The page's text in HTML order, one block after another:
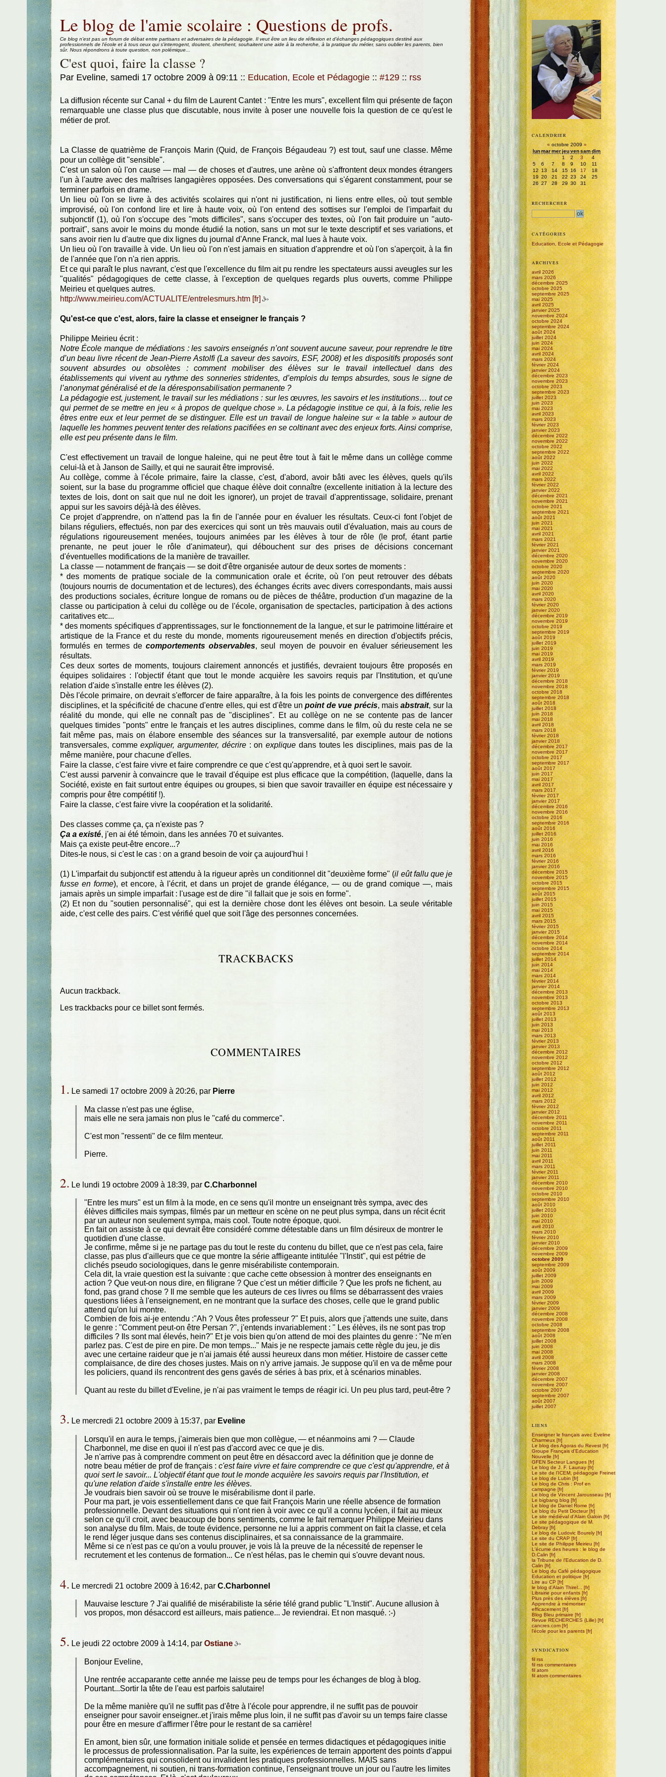
Aller au contenu
Le blog de l'amie scolaire : Questions de profs.
Ce blog n'est pas un forum de débat entre partisans et adversaires de la pédagogie. Il veut être un lieu de réflexion et d'échanges pédagogiques destiné aux
professionnels de l'école et à tous ceux qui s'interrogent, doutent, cherchent, souhaitent une aide à la recherche, à la pratique du métier, sans oublier les parents, bien
sûr. Nous répondrons à toute question, non polémique...
C'est quoi, faire la classe ?
Par Eveline, samedi 17 octobre 2009 à 09:11 :: Education, Ecole et Pédagogie :: #129 :: rss
La diffusion récente sur Canal + du film de Laurent Cantet : "Entre les murs", excellent film qui présente de façon
remarquable une classe plus que discutable, nous invite à poser une nouvelle fois la question de ce qu'est le
métier de prof.
La Classe de quatrième de François Marin (Quid, de François Bégaudeau ?) est tout, sauf une classe. Même
pour un collège dit "sensible".
C'est un salon où l'on cause — mal — de choses et d'autres, une arène où s'affrontent deux mondes étrangers
l'un à l'autre avec des maîtrises langagières opposées. Des conversations qui s'égarent constamment, pour se
terminer parfois en drame.
Un lieu où l'on se livre à des activités scolaires qui n'ont ni justification, ni liens entre elles, où tout semble
improvisé, où l'on confond lire et lire à haute voix, où l'on entend des sottises sur l'emploi de l'imparfait du
subjonctif (1), où l'on s'occupe des "mots difficiles", sans s'occuper des textes, où l'on fait produire un "auto-
portrait", sans avoir le moins du monde étudié la notion, sans un mot sur le texte descriptif et ses variations, et
sans avoir rien lu d'autre que dix lignes du journal d'Anne Franck, mal lues à haute voix.
Un lieu où l'on travaille à vide. Un lieu où l'on n'est jamais en situation d'apprendre et où l'on s'aperçoit, à la fin
de l'année que l'on n'a rien appris.
Et ce qui paraît le plus navrant, c'est que l'excellence du film ait pu rendre les spectateurs aussi aveugles sur les
"qualités" pédagogiques de cette classe, à l'exception de quelques regards plus ouverts, comme Philippe
Meirieu et quelques autres.
http://www.meirieu.com/ACTUALITE/entrelesmurs.htm
Qu'est-ce que c'est, alors, faire la classe et enseigner le français ?
Philippe Meirieu écrit :
Notre École manque de médiations : les savoirs enseignés n’ont souvent aucune saveur, pour reprendre le titre
d’un beau livre récent de Jean-Pierre Astolfi (La saveur des savoirs, ESF, 2008) et les dispositifs proposés sont
souvent absurdes ou obsolètes : comment mobiliser des élèves sur le travail intellectuel dans des
établissements qui vivent au rythme des sonneries stridentes, d’emplois du temps absurdes, sous le signe de
l’anonymat généralisé et de la déresponsabilisation permanente ?
La pédagogie est, justement, le travail sur les médiations : sur les œuvres, les savoirs et les institutions… tout ce
qui permet de se mettre en jeu « à propos de quelque chose ». La pédagogie institue ce qui, à la fois, relie les
êtres entre eux et leur permet de se distinguer. Elle est un travail de longue haleine sur « la table » autour de
laquelle les hommes peuvent tenter des relations pacifiées en se coltinant avec des enjeux forts. Ainsi comprise,
elle est peu présente dans le film.
C'est effectivement un travail de longue haleine, qui ne peut être tout à fait le même dans un collège comme
celui-là et à Janson de Sailly, et qui ne saurait être improvisé.
Au collège, comme à l'école primaire, faire la classe, c'est, d'abord, avoir bâti avec les élèves, quels qu'ils
soient, sur la base du programme officiel que chaque élève doit connaître (excellente initiation à la lecture des
textes de lois, dont on sait que nul ne doit les ignorer), un projet de travail d'apprentissage, solidaire, prenant
appui sur les savoirs déjà-là des élèves.
Ce projet d'apprendre, on n'attend pas la fin de l'année pour en évaluer les résultats. Ceux-ci font l'objet de
bilans réguliers, effectués, non par des exercices qui sont un très mauvais outil d'évaluation, mais au cours de
régulations rigoureusement menées, toujours animées par les élèves à tour de rôle (le prof, étant partie
prenante, ne peut jouer le rôle d'animateur), qui débouchent sur des prises de décisions concernant
d'éventuelles modifications de la manière de travailler.
La classe — notamment de français — se doit d'être organisée autour de deux sortes de moments :
* des moments de pratique sociale de la communication orale et écrite, où l'on peut retrouver des débats
(toujours nourris de documentation et de lectures), des échanges écrits avec divers correspondants, mais aussi
des productions sociales, écriture longue de romans ou de pièces de théâtre, production d'un magazine de la
classe ou participation à celui du collège ou de l'école, organisation de spectacles, participation à des actions
caritatives etc...
* des moments spécifiques d'apprentissages, sur le fonctionnement de la langue, et sur le patrimoine littéraire et
artistique de la France et du reste du monde, moments rigoureusement menés en direction d'objectifs précis,
formulés en termes decomportements observables, seul moyen de pouvoir en évaluer sérieusement les
résultats.
Ces deux sortes de moments, toujours clairement annoncés et justifiés, devraient toujours être proposés en
équipes solidaires : l'objectif étant que tout le monde acquière les savoirs requis par l'Institution, et qu'une
relation d'aide s'installe entre les élèves (2).
Dès l'école primaire, on devrait s'efforcer de faire apparaître, à la fois les points de convergence des différentes
disciplines, et la spécificité de chacune d'entre elles, qui est d'être unpoint de vue précis, maisabstrait, sur la
réalité du monde, qui elle ne connaît pas de "disciplines". Et au collège on ne se contente pas de lancer
quelques timides "ponts" entre le français et les autres disciplines, comme dans le film, où du reste cela ne se
fait même pas, mais on élabore ensemble des séances sur la transversalité, par exemple autour de notions
transversales, commeexpliquer, argumenter, décrire: onexplique dans toutes les disciplines, mais pas de la
même manière, pour chacune d'elles.
Faire la classe, c'est faire vivre et faire comprendre ce que c'est qu'apprendre, et à quoi sert le savoir.
C'est aussi parvenir à convaincre que le travail d'équipe est plus efficace que la compétition, (laquelle, dans la
Société, existe en fait surtout entre équipes ou groupes, si bien que savoir travailler en équipe est nécessaire y
compris pour être compétitif !).
Faire la classe, c'est faire vivre la coopération et la solidarité.
Des classes comme ça, ça n'existe pas ?
Ça a existé, j'en ai été témoin, dans les années 70 et suivantes.
Mais ça existe peut-être encore...?
Dites-le nous, si c'est le cas : on a grand besoin de voir ça aujourd'hui !
(1) L'imparfait du subjonctif est attendu à la rigueur après un conditionnel dit "deuxième forme" (il eût fallu que je
fusse en forme), et encore, à l'écrit, et dans un projet de grande élégance, — ou de grand comique —, mais
jamais après un simple imparfait : l'usage est de dire "il fallait que je sois en forme".
(2) Et non du "soutien personnalisé", qui est la dernière chose dont les élèves ont besoin. La seule véritable
aide, c'est celle des pairs. C'est vérifié quel que soit l'âge des personnes concernées.
TRACKBACKS
Aucun trackback.
Les trackbacks pour ce billet sont fermés.
COMMENTAIRES
1. Le samedi 17 octobre 2009 à 20:26, par Pierre
Ma classe n'est pas une église,
mais elle ne sera jamais non plus le "café du commerce".
C'est mon "ressenti" de ce film menteur.
Pierre.
2. Le lundi 19 octobre 2009 à 18:39, par C.Charbonnel
"Entre les murs" est un film à la mode, en ce sens qu'il montre un enseignant très sympa, avec des
élèves difficiles mais sympas, filmés par un metteur en scène on ne peut plus sympa, dans un récit écrit
par un auteur non seulement sympa, mais cool. Toute notre époque, quoi.
En fait on assiste à ce qui devrait être considéré comme détestable dans un film désireux de montrer le
quotidien d'une classe.
Je confirme, même si je ne partage pas du tout le reste du contenu du billet, que ce n'est pas cela, faire
classe, pas plus d'ailleurs que ce que montre la série affligeante intitulée "l'Instit", qui est pétrie de
clichés pseudo sociologiques, dans le genre misérabiliste contemporain.
Cela dit, la vraie question est la suivante : que cache cette obsession à montrer des enseignants en
action ? Que veut-on nous dire, en filigrane ? Que c'est un métier difficile ? Que les profs ne fichent, au
fond, pas grand chose ? Il me semble que les auteurs de ces livres ou films se débarrassent des vraies
questions liées à l'enseignement, en ne montrant que la surface des choses, celle que le grand public
attend qu'on lui montre.
Combien de fois ai-je entendu :"Ah ? Vous êtes professeur ?" Et puis, alors que j'attends une suite, dans
le genre : "Comment peut-on être Persan ?", j'entends invariablement : " Les élèves, ils ne sont pas trop
difficiles ? Ils sont mal élevés, hein?" Et je vois bien qu'on attend de moi des plaintes du genre : "Ne m'en
parlez pas. C'est de pire en pire. De mon temps..." Mais je ne respecte jamais cette règle du jeu, je dis
avec une certaine raideur que je n'ai jamais été aussi heureux dans mon métier. Histoire de casser cette
complaisance, de dire des choses justes. Mais on n'y arrive jamais. Je suppose qu'il en va de même pour
les policiers, quand ils rencontrent des gens gavés de séries à bas prix, et à scénarios minables.
Quant au reste du billet d'Eveline, je n'ai pas vraiment le temps de réagir ici. Un peu plus tard, peut-être ?
3. Le mercredi 21 octobre 2009 à 15:37, par Eveline
Lorsqu'il en aura le temps, j'aimerais bien que mon collègue, — et néanmoins ami ? — Claude
Charbonnel, me dise en quoi il n'est pas d'accord avec ce que je dis.
Je n'arrive pas à comprendre comment on peut être en désaccord avec la définition que je donne de
notre beau métier de prof de français :c'est faire vivre et faire comprendre ce que c'est qu'apprendre, et à
quoi sert le savoir... L'objectif étant que tout le monde acquière les savoirs requis par l'Institution, et
qu'une relation d'aide s'installe entre les élèves.
Je voudrais bien savoir où se trouve le misérabilisme dont il parle.
Pour ma part, je vois essentiellement dans ce que fait François Marin une réelle absence de formation
professionnelle. Devant des situations qui n'ont rien à voir avec ce qu'il a connu lycéen, il fait au mieux
selon ce qu'il croit, avec beaucoup de bons sentiments, comme le fait remarquer Philippe Meirieu dans
son analyse du film. Mais, de toute évidence, personne ne lui a appris comment on fait la classe, et cela
le rend léger jusque dans ses contenus disciplinaires, et sa connaissance de la grammaire.
Même si ce n'est pas ce qu'on a voulu prouver, je vois là la preuve de la nécessité de repenser le
recrutement et les contenus de formation... Ce n'est hélas, pas le chemin qui s'ouvre devant nous.
4. Le mercredi 21 octobre 2009 à 16:42, par C.Charbonnel
Mauvaise lescture ? J'ai qualifié de misérabiliste la série télé grand public "L'Instit". Aucune allusion à
vos propos, mon désaccord est ailleurs, mais patience... Je reviendrai. Et non masqué. :-)
5. Le jeudi 22 octobre 2009 à 14:14, par Ostiane
Bonjour Eveline,
Une rentrée accaparante cette année me laisse peu de temps pour les échanges de blog à blog.
Pourtant...Sortir la tête de l'eau est parfois salutaire!
De la même manière qu'il ne suffit pas d'être à l'école pour apprendre, il ne suffit pas de pouvoir
enseigner pour savoir enseigner..et j'irais même plus loin, il ne suffit pas d'avoir su un temps faire classe
pour être en mesure d'affirmer l'être pour le restant de sa carrière!
En amont, bien sûr, une formation initiale solide et pensée en termes didactiques et pédagogiques initie
le processus de professionnalisation. Par la suite, les expériences de terrain apportent des points d'appui
complémentaires qui consolident ou invalident les pratiques professionnelles. MAIS sans
accompagnement, ni soutien, ni trans-formation continue, l'enseignant trouve un jour ou l'autre les limites
CALENDRIER
«octobre 2009»
lunmarmerjeuvensamdim
1
2 3
4
5
6 7 8 9 10
11
12 13 14 15 16 17
18
19 20 21 22 23 24
25
26 27 28 29 30 31
RECHERCHER
CATÉGORIES
Education, Ecole et Pédagogie
ARCHIVES
avril 2026
mars 2026
décembre 2025
octobre 2025
septembre 2025
mai 2025
avril 2025
janvier 2025
novembre 2024
octobre 2024
septembre 2024
août 2024
juillet 2024
juin 2024
mai 2024
avril 2024
mars 2024
février 2024
janvier 2024
décembre 2023
novembre 2023
octobre 2023
septembre 2023
juillet 2023
juin 2023
mai 2023
avril 2023
mars 2023
février 2023
janvier 2023
décembre 2022
novembre 2022
octobre 2022
septembre 2022
août 2022
juin 2022
mai 2022
avril 2022
mars 2022
février 2022
janvier 2022
décembre 2021
novembre 2021
octobre 2021
septembre 2021
août 2021
juin 2021
mai 2021
avril 2021
mars 2021
février 2021
janvier 2021
décembre 2020
novembre 2020
octobre 2020
septembre 2020
août 2020
juin 2020
mai 2020
avril 2020
mars 2020
février 2020
janvier 2020
décembre 2019
novembre 2019
octobre 2019
septembre 2019
août 2019
juillet 2019
juin 2019
mai 2019
avril 2019
mars 2019
février 2019
janvier 2019
décembre 2018
novembre 2018
octobre 2018
septembre 2018
août 2018
juillet 2018
juin 2018
mai 2018
avril 2018
mars 2018
février 2018
janvier 2018
décembre 2017
novembre 2017
octobre 2017
septembre 2017
août 2017
juin 2017
mai 2017
avril 2017
mars 2017
février 2017
janvier 2017
décembre 2016
novembre 2016
octobre 2016
septembre 2016
août 2016
juillet 2016
juin 2016
mai 2016
avril 2016
mars 2016
février 2016
janvier 2016
décembre 2015
novembre 2015
octobre 2015
septembre 2015
août 2015
juillet 2015
juin 2015
mai 2015
avril 2015
mars 2015
février 2015
janvier 2015
décembre 2014
novembre 2014
octobre 2014
septembre 2014
juillet 2014
juin 2014
mai 2014
mars 2014
février 2014
janvier 2014
décembre 2013
novembre 2013
octobre 2013
septembre 2013
août 2013
juillet 2013
juin 2013
mai 2013
mars 2013
février 2013
janvier 2013
décembre 2012
novembre 2012
octobre 2012
septembre 2012
août 2012
juillet 2012
juin 2012
mai 2012
avril 2012
mars 2012
février 2012
janvier 2012
décembre 2011
novembre 2011
octobre 2011
septembre 2011
août 2011
juillet 2011
juin 2011
mai 2011
avril 2011
mars 2011
février 2011
janvier 2011
décembre 2010
novembre 2010
octobre 2010
septembre 2010
août 2010
juillet 2010
juin 2010
mai 2010
avril 2010
mars 2010
février 2010
janvier 2010
décembre 2009
novembre 2009
octobre 2009
septembre 2009
août 2009
juillet 2009
juin 2009
mai 2009
avril 2009
mars 2009
février 2009
janvier 2009
décembre 2008
novembre 2008
octobre 2008
septembre 2008
août 2008
juillet 2008
juin 2008
mai 2008
avril 2008
mars 2008
février 2008
janvier 2008
décembre 2007
novembre 2007
octobre 2007
septembre 2007
août 2007
juillet 2007
LIENS
Enseigner le français avec Eveline
Charmeux
Le blog des Agoras du Revest
Groupe Français d'Education
Nouvelle
GFEN Secteur Langues
Le blog de J. F. Launay
Le site de l'ICEM, pédagogie Freinet
Le blog de Lubin
Le blog de Chris : Prof en
campagne
Le blog de Vincent Jarousseau
Le bigbang blog
Le blog de Daniel Rome
Le blog du Petit Docteur
Le site médiéval d'Alain Galoin
Le site pédagogique de M.
Debray
Le blog de Ludovic Bourely
Le site du CRAP
Le site de Philippe Meirieu
L'écume des heures : le blog de
D.Calin
la Tribune de l'Education de D.
Calin
Le blog du Café pédagogique
Education et politique
Lire au CP
le blog d'Alain Thirel...
Librairie pour enfants
Plus près des élèves
Apprendre à mémoriser
efficacement
Blog Bleu primaire
Revue RECHERCHES (Lille)
cancres.com
l'école pour les parents
SYNDICATION
fil rss
fil rss commentaires
fil atom
fil atom commentaires